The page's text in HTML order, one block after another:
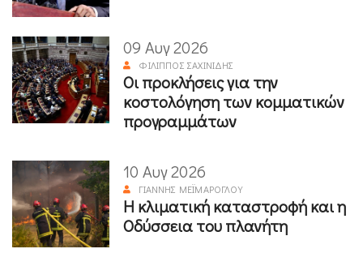
09 Αυγ 2026
ΦΊΛΙΠΠΟΣ ΣΑΧΙΝΊΔΗΣ
Οι προκλήσεις για την
κοστολόγηση των κομματικών
προγραμμάτων
10 Αυγ 2026
ΓΙΆΝΝΗΣ ΜΕΪΜΆΡΟΓΛΟΥ
Η κλιματική καταστροφή και η
Οδύσσεια του πλανήτη